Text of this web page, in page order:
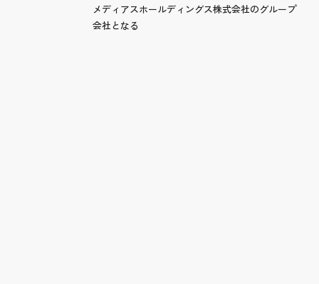
メディアスホールディングス株式会社のグループ
会社となる